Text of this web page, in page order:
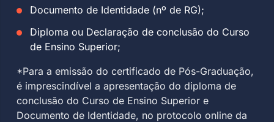
Documento de Identidade (nº de RG);
Diploma ou Declaração de conclusão do Curso
de Ensino Superior;
*Para a emissão do certificado de Pós-Graduação,
é imprescindível a apresentação do diploma de
conclusão do Curso de Ensino Superior e
Documento de Identidade, no protocolo online da